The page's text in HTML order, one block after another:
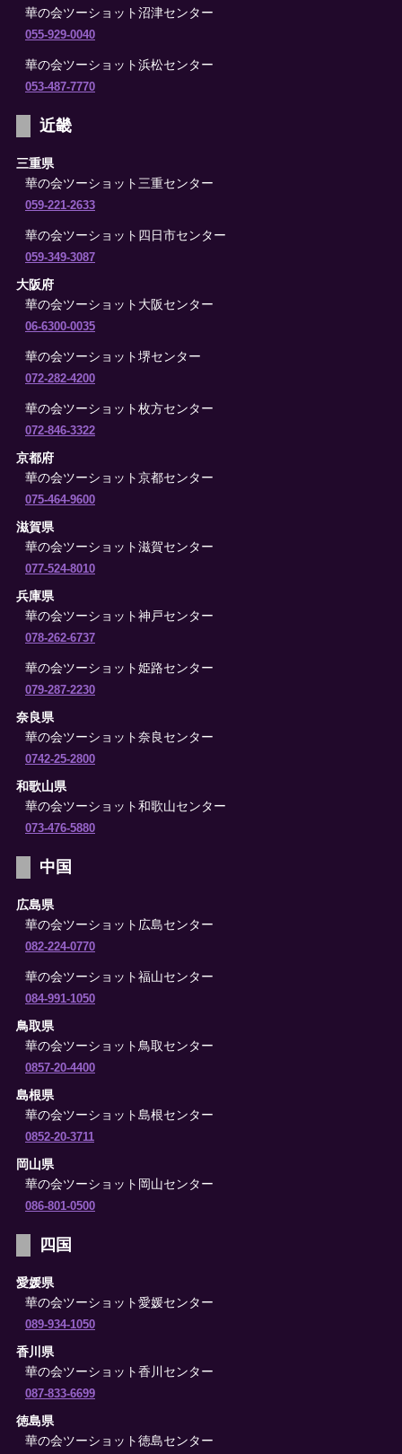
華の会ツーショット沼津センター
055-929-0040
華の会ツーショット浜松センター
053-487-7770
近畿
三重県
華の会ツーショット三重センター
059-221-2633
華の会ツーショット四日市センター
059-349-3087
大阪府
華の会ツーショット大阪センター
06-6300-0035
華の会ツーショット堺センター
072-282-4200
華の会ツーショット枚方センター
072-846-3322
京都府
華の会ツーショット京都センター
075-464-9600
滋賀県
華の会ツーショット滋賀センター
077-524-8010
兵庫県
華の会ツーショット神戸センター
078-262-6737
華の会ツーショット姫路センター
079-287-2230
奈良県
華の会ツーショット奈良センター
0742-25-2800
和歌山県
華の会ツーショット和歌山センター
073-476-5880
中国
広島県
華の会ツーショット広島センター
082-224-0770
華の会ツーショット福山センター
084-991-1050
鳥取県
華の会ツーショット鳥取センター
0857-20-4400
島根県
華の会ツーショット島根センター
0852-20-3711
岡山県
華の会ツーショット岡山センター
086-801-0500
四国
愛媛県
華の会ツーショット愛媛センター
089-934-1050
香川県
華の会ツーショット香川センター
087-833-6699
徳島県
華の会ツーショット徳島センター